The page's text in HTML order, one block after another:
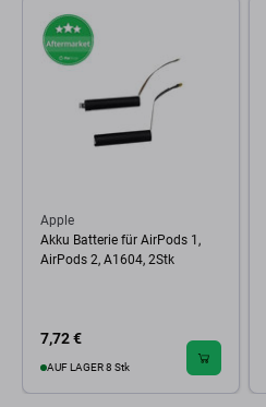
Apple
Akku Batterie für AirPods 1,
AirPods 2, A1604, 2Stk
7,72 €
AUF LAGER 8 Stk